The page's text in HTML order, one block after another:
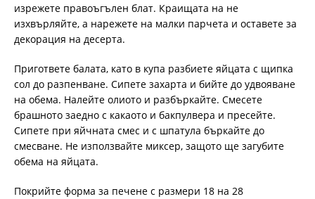
изрежете правоъгълен блат. Краищата на не
изхвърляйте, а нарежете на малки парчета и оставете за
декорация на десерта.
Пригответе балата, като в купа разбиете яйцата с щипка
сол до разпенване. Сипете захарта и бийте до удвояване
на обема. Налейте олиото и разбъркайте. Смесете
брашното заедно с какаото и бакпулвера и пресейте.
Сипете при яйчната смес и с шпатула бъркайте до
смесване. Не използвайте миксер, защото ще загубите
обема на яйцата.
Покрийте форма за печене с размери 18 на 28